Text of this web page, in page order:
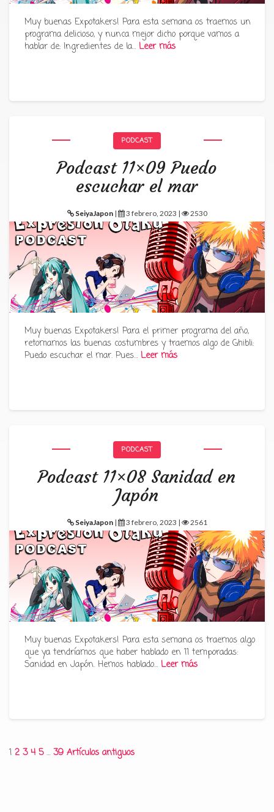
Muy buenas Expotakers! Para esta semana os traemos un
programa delicioso, y nunca mejor dicho porque vamos a
hablar de: Ingredientes de la… Leer más
PODCAST
Podcast 11×09 Puedo
escuchar el mar
SeiyaJapon| 3 febrero, 2023 | 2530
Muy buenas Expotakers! Para el primer programa del año,
retomamos las buenas costumbres y traemos algo de Ghibli:
Puedo escuchar el mar. Pues… Leer más
PODCAST
Podcast 11×08 Sanidad en
Japón
SeiyaJapon| 3 febrero, 2023 | 2561
Muy buenas Expotakers! Para esta semana os traemos algo
que ya tendríamos que haber hablado en 11 temporadas:
Sanidad en Japón. Hemos hablado… Leer más
Paginación
1 2 3 4 5 … 39 Artículos antiguos